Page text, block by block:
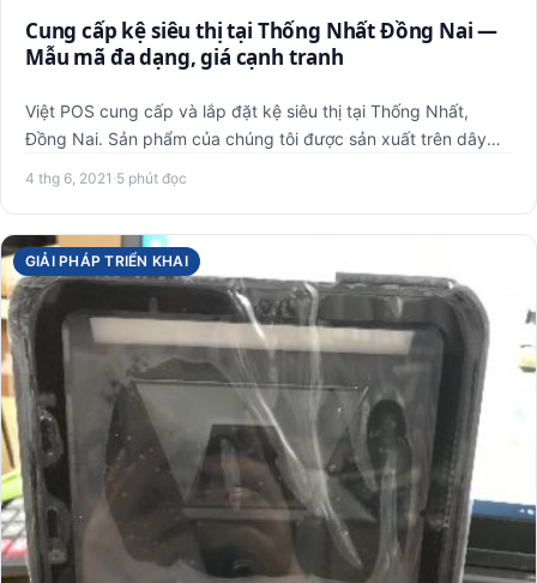
Cung cấp kệ siêu thị tại Thống Nhất Đồng Nai —
Mẫu mã đa dạng, giá cạnh tranh
Việt POS cung cấp và lắp đặt kệ siêu thị tại Thống Nhất,
Đồng Nai. Sản phẩm của chúng tôi được sản xuất trên dây
4 thg 6, 2021 ·5 phút đọc
GIẢI PHÁP TRIỂN KHAI